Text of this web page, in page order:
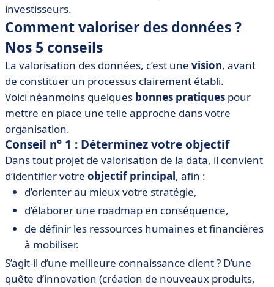
investisseurs.
Comment valoriser des données ?
Nos 5 conseils
La valorisation des données, c’est une vision, avant
de constituer un processus clairement établi.
Voici néanmoins quelques bonnes pratiques pour
mettre en place une telle approche dans votre
organisation.
Conseil n° 1 : Déterminez votre objectif
Dans tout projet de valorisation de la data, il convient
d’identifier votre objectif principal, afin :
d’orienter au mieux votre stratégie,
d’élaborer une roadmap en conséquence,
de définir les ressources humaines et financières
à mobiliser.
S’agit-il d’une meilleure connaissance client ? D’une
quête d’innovation (création de nouveaux produits,